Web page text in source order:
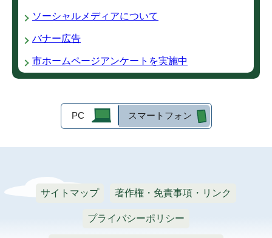
ソーシャルメディアについて
バナー広告
市ホームページアンケートを実施中
PC スマートフォン
サイトマップ 著作権・免責事項・リンク
プライバシーポリシー